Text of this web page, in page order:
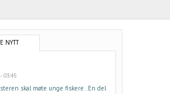
NYTT
03:45
skal møte unge fiskere . En del